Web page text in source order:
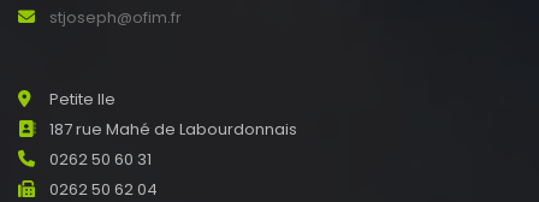
stjoseph@ofim.fr
Petite Ile
187 rue Mahé de Labourdonnais
0262 50 60 31
0262 50 62 04